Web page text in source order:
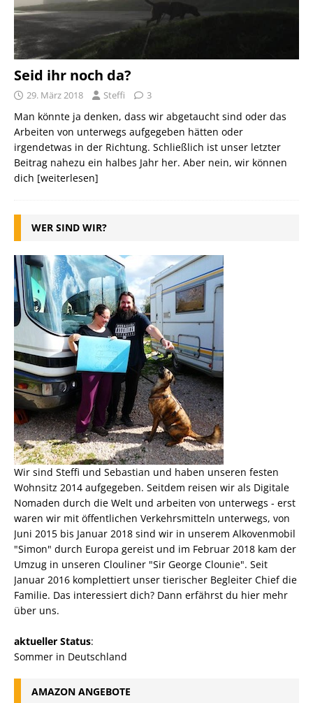
Seid ihr noch da?
29. März 2018 Steffi 3
Man könnte ja denken, dass wir abgetaucht sind oder das
Arbeiten von unterwegs aufgegeben hätten oder
irgendetwas in der Richtung. Schließlich ist unser letzter
Beitrag nahezu ein halbes Jahr her. Aber nein, wir können
dich [weiterlesen]
WER SIND WIR?
Wir sind Steffi und Sebastian und haben unseren festen
Wohnsitz 2014 aufgegeben. Seitdem reisen wir als Digitale
Nomaden durch die Welt und arbeiten von unterwegs - erst
waren wir mit öffentlichen Verkehrsmitteln unterwegs, von
Juni 2015 bis Januar 2018 sind wir in unserem Alkovenmobil
"Simon" durch Europa gereist und im Februar 2018 kam der
Umzug in unseren Clouliner "Sir George Clounie". Seit
Januar 2016 komplettiert unser tierischer Begleiter Chief die
Familie. Das interessiert dich? Dann erfährst du hier mehr
über uns.
aktueller Status:
Sommer in Deutschland
AMAZON ANGEBOTE